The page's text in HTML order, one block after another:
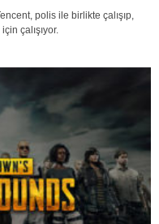
polis ile birlikte çalışıp,
çalışıyor.